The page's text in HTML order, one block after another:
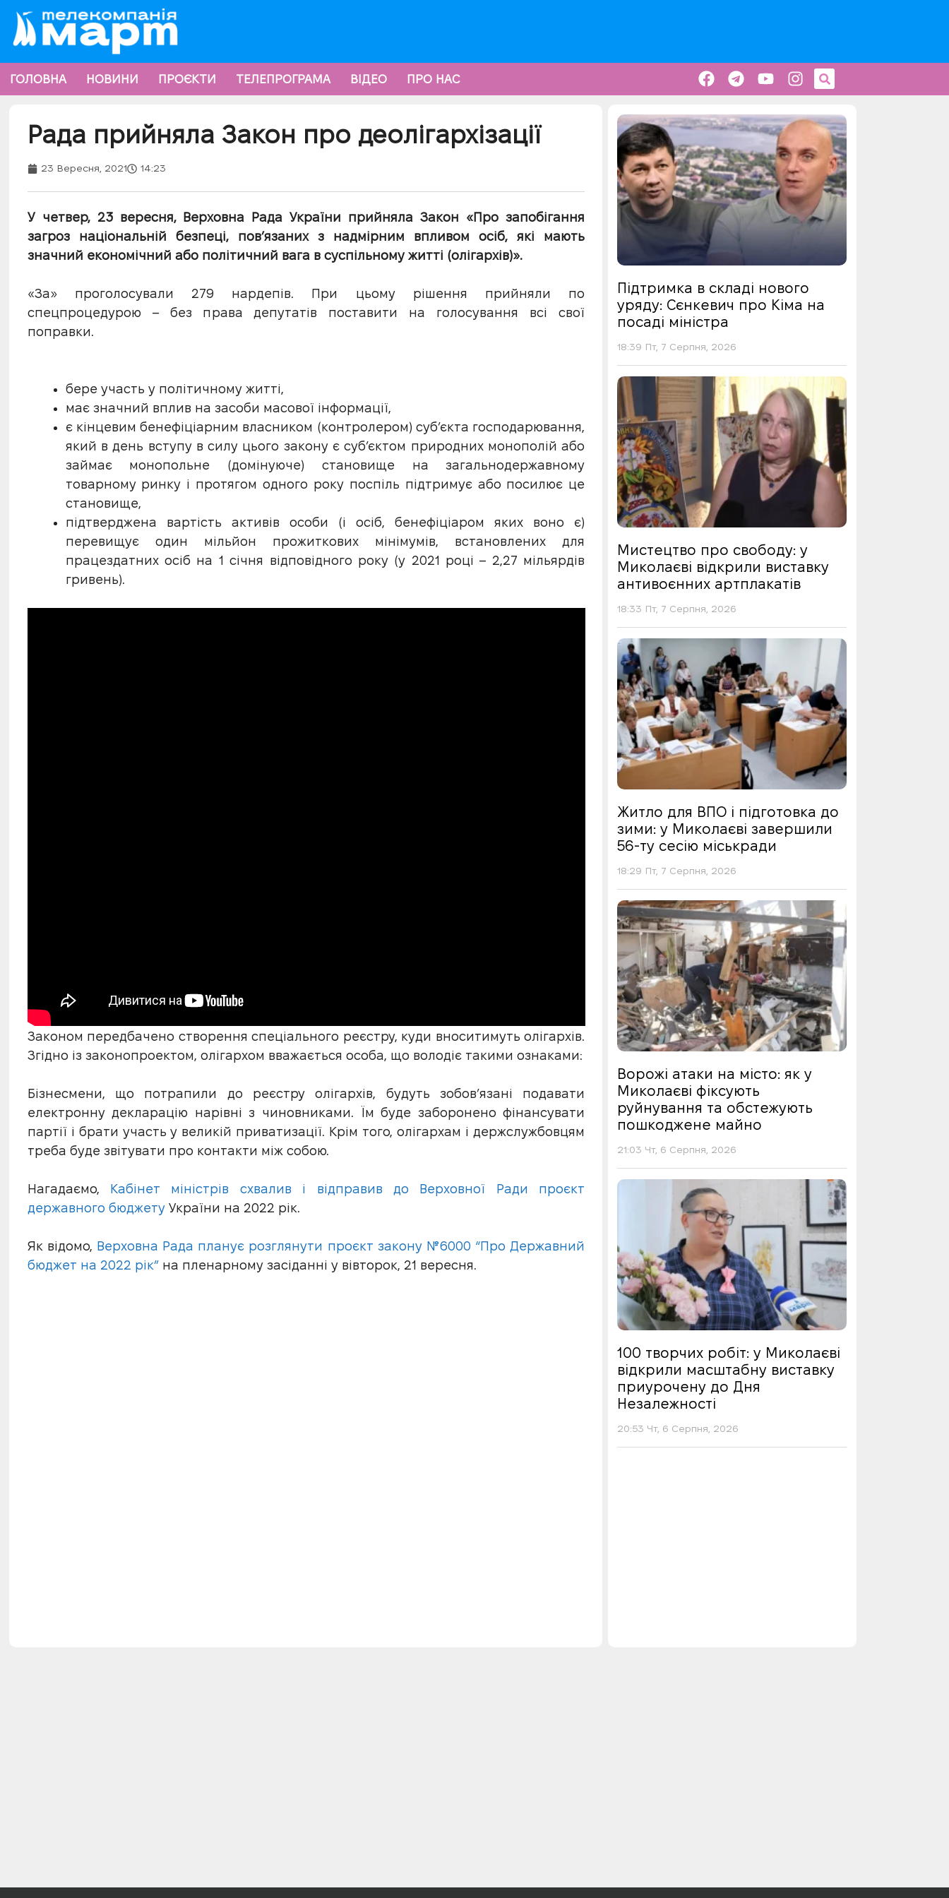
ГОЛОВНА НОВИНИ ПРОЄКТИ ТЕЛЕПРОГРАМА ВІДЕО ПРО НАС
Рада прийняла Закон про деолігархізації
23 Вересня, 2021 14:23
У четвер, 23 вересня, Верховна Рада України прийняла Закон «Про запобігання
загроз національній безпеці, пов’язаних з надмірним впливом осіб, які мають
значний економічний або політичний вага в суспільному житті (олігархів)».
«За» проголосували 279 нардепів. При цьому рішення прийняли по
спецпроцедурою – без права депутатів поставити на голосування всі свої
поправки.
бере участь у політичному житті,
має значний вплив на засоби масової інформації,
є кінцевим бенефіціарним власником (контролером) суб’єкта господарювання,
який в день вступу в силу цього закону є суб’єктом природних монополій або
займає монопольне (домінуюче) становище на загальнодержавному
товарному ринку і протягом одного року поспіль підтримує або посилює це
становище,
підтверджена вартість активів особи (і осіб, бенефіціаром яких воно є)
перевищує один мільйон прожиткових мінімумів, встановлених для
працездатних осіб на 1 січня відповідного року (у 2021 році – 2,27 мільярдів
гривень).
Законом передбачено створення спеціального реєстру, куди вноситимуть олігархів.
Згідно із законопроектом, олігархом вважається особа, що володіє такими ознаками:
Бізнесмени, що потрапили до реєстру олігархів, будуть зобов’язані подавати
електронну декларацію нарівні з чиновниками. Їм буде заборонено фінансувати
партії і брати участь у великій приватизації. Крім того, олігархам і держслужбовцям
треба буде звітувати про контакти між собою.
Нагадаємо, Кабінет міністрів схвалив і відправив до Верховної Ради проєкт
державного бюджету України на 2022 рік.
Як відомо, Верховна Рада планує розглянути проєкт закону №6000 “Про Державний
бюджет на 2022 рік”на пленарному засіданні у вівторок, 21 вересня.
Підтримка в складі нового
уряду: Сєнкевич про Кіма на
посаді міністра
18:39 Пт, 7 Серпня, 2026
Мистецтво про свободу: у
Миколаєві відкрили виставку
антивоєнних артплакатів
18:33 Пт, 7 Серпня, 2026
Житло для ВПО і підготовка до
зими: у Миколаєві завершили
56-ту сесію міськради
18:29 Пт, 7 Серпня, 2026
Ворожі атаки на місто: як у
Миколаєві фіксують
руйнування та обстежують
пошкоджене майно
21:03 Чт, 6 Серпня, 2026
100 творчих робіт: у Миколаєві
відкрили масштабну виставку
приурочену до Дня
Незалежності
20:53 Чт, 6 Серпня, 2026